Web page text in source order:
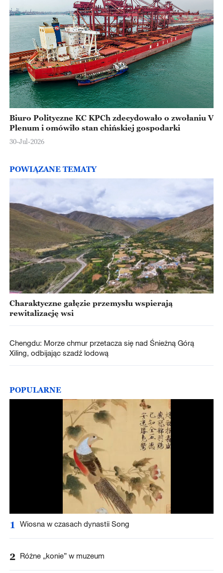
Biuro Polityczne KC KPCh zdecydowało o zwołaniu V
Plenum i omówiło stan chińskiej gospodarki
30-Jul-2026
POWIĄZANE TEMATY
Charaktyczne gałęzie przemysłu wspierają
rewitalizację wsi
Chengdu: Morze chmur przetacza się nad Śnieżną Górą
Xiling, odbijając szadź lodową
POPULARNE
1 Wiosna w czasach dynastii Song
2 Różne „konie” w muzeum